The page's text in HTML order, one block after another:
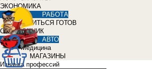
ЭКОНОМИКА
РАБОТА
УЧИТЬСЯ ГОТОВ
СПРАВОЧНИК
АВТО
Медицина
МАГАЗИНЫ
Изнанка профессий